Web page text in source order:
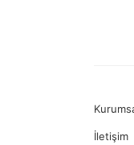
İletişim